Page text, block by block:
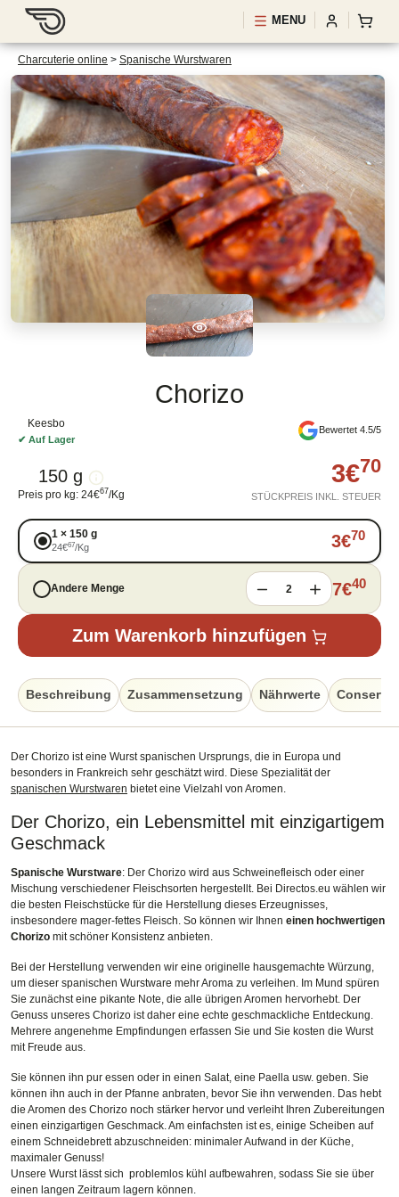
MENU
Charcuterie online > Spanische Wurstwaren
Chorizo
Keesbo
✔ Auf Lager
Bewertet 4.5/5
150 g
Preis pro kg: 24€67/Kg
3€70
STÜCKPREIS INKL. STEUER
1 × 150 g
24€67/Kg 3€70
Andere Menge 2 7€40
Zum Warenkorb hinzufügen
Beschreibung Zusammensetzung Nährwerte
Der Chorizo ist eine Wurst spanischen Ursprungs, die in Europa und
besonders in Frankreich sehr geschätzt wird. Diese Spezialität der
spanischen Wurstwaren bietet eine Vielzahl von Aromen.
Der Chorizo, ein Lebensmittel mit einzigartigem
Geschmack
Spanische Wurstware: Der Chorizo wird aus Schweinefleisch oder einer
Mischung verschiedener Fleischsorten hergestellt. Bei Directos.eu wählen wir
die besten Fleischstücke für die Herstellung dieses Erzeugnisses,
insbesondere mager-fettes Fleisch. So können wir Ihnen einen hochwertigen
Chorizo mit schöner Konsistenz anbieten.
Bei der Herstellung verwenden wir eine originelle hausgemachte Würzung,
um dieser spanischen Wurstware mehr Aroma zu verleihen. Im Mund spüren
Sie zunächst eine pikante Note, die alle übrigen Aromen hervorhebt. Der
Genuss unseres Chorizo ist daher eine echte geschmackliche Entdeckung.
Mehrere angenehme Empfindungen erfassen Sie und Sie kosten die Wurst
mit Freude aus.
Sie können ihn pur essen oder in einen Salat, eine Paella usw. geben. Sie
können ihn auch in der Pfanne anbraten, bevor Sie ihn verwenden. Das hebt
die Aromen des Chorizo noch stärker hervor und verleiht Ihren Zubereitungen
einen einzigartigen Geschmack. Am einfachsten ist es, einige Scheiben auf
einem Schneidebrett abzuschneiden: minimaler Aufwand in der Küche,
maximaler Genuss!
Unsere Wurst lässt sich problemlos kühl aufbewahren, sodass Sie sie über
einen langen Zeitraum lagern können.